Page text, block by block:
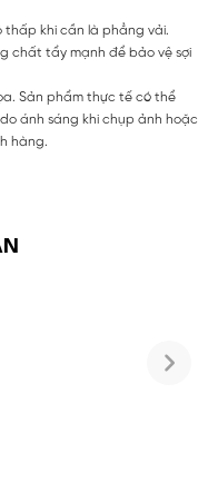
thấp khi cần là phẳng vải.
chất tẩy mạnh để bảo vệ sợi
Sản phẩm thực tế có thể
ánh sáng khi chụp ảnh hoặc
hàng.